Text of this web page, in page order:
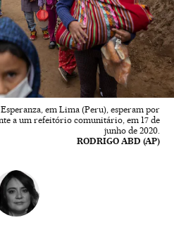
em Lima (Peru), esperam por
a um refeitório comunitário, em 17 de
junho de 2020.
RODRIGO ABD (AP)